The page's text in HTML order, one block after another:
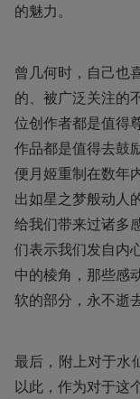
的魅力。
曾几何时，自己也
的、被广泛关注的
位创作者都是值得
作品都是值得去鼓
便月姬重制在数年
出如星之梦般动人
给我们带来过诸多
们表示我们发自内
中的棱角，那些感
软的部分，永不逝去
最后，附上对于水
以此，作为对于这